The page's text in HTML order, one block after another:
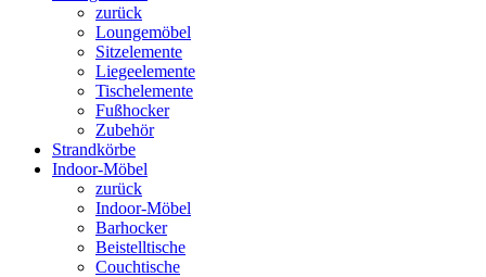
zurück
Loungemöbel
Sitzelemente
Liegeelemente
Tischelemente
Fußhocker
Zubehör
Strandkörbe
Indoor-Möbel
zurück
Indoor-Möbel
Barhocker
Beistelltische
Couchtische